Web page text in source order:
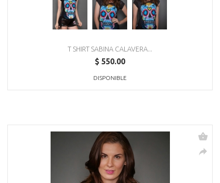
T SHIRT SABINA CALAVERA...
$ 550.00
DISPONIBLE